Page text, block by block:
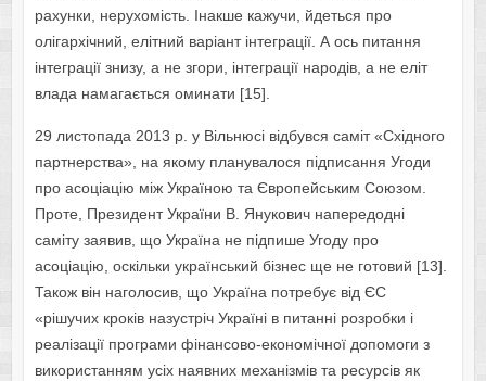
рахунки, нерухомість. Інакше кажучи, йдеться про
олігархічний, елітний варіант інтеграції. А ось питання
інтеграції знизу, а не згори, інтеграції народів, а не еліт
влада намагається оминати [15].
29 листопада 2013 р. у Вільнюсі відбувся саміт «Східного
партнерства», на якому планувалося підписання Угоди
про асоціацію між Україною та Європейським Союзом.
Проте, Президент України В. Янукович напередодні
саміту заявив, що Україна не підпише Угоду про
асоціацію, оскільки український бізнес ще не готовий [13].
Також він наголосив, що Україна потребує від ЄС
«рішучих кроків назустріч Україні в питанні розробки і
реалізації програми фінансово-економічної допомоги з
використанням усіх наявних механізмів та ресурсів як